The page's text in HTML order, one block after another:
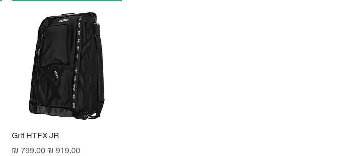
Grit HTFX JR
מחיר רגיל‏919.00 ‏₪ מחיר מבצע